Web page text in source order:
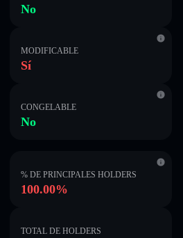
No
MODIFICABLE
Sí
CONGELABLE
No
% DE PRINCIPALES HOLDERS
100.00%
TOTAL DE HOLDERS